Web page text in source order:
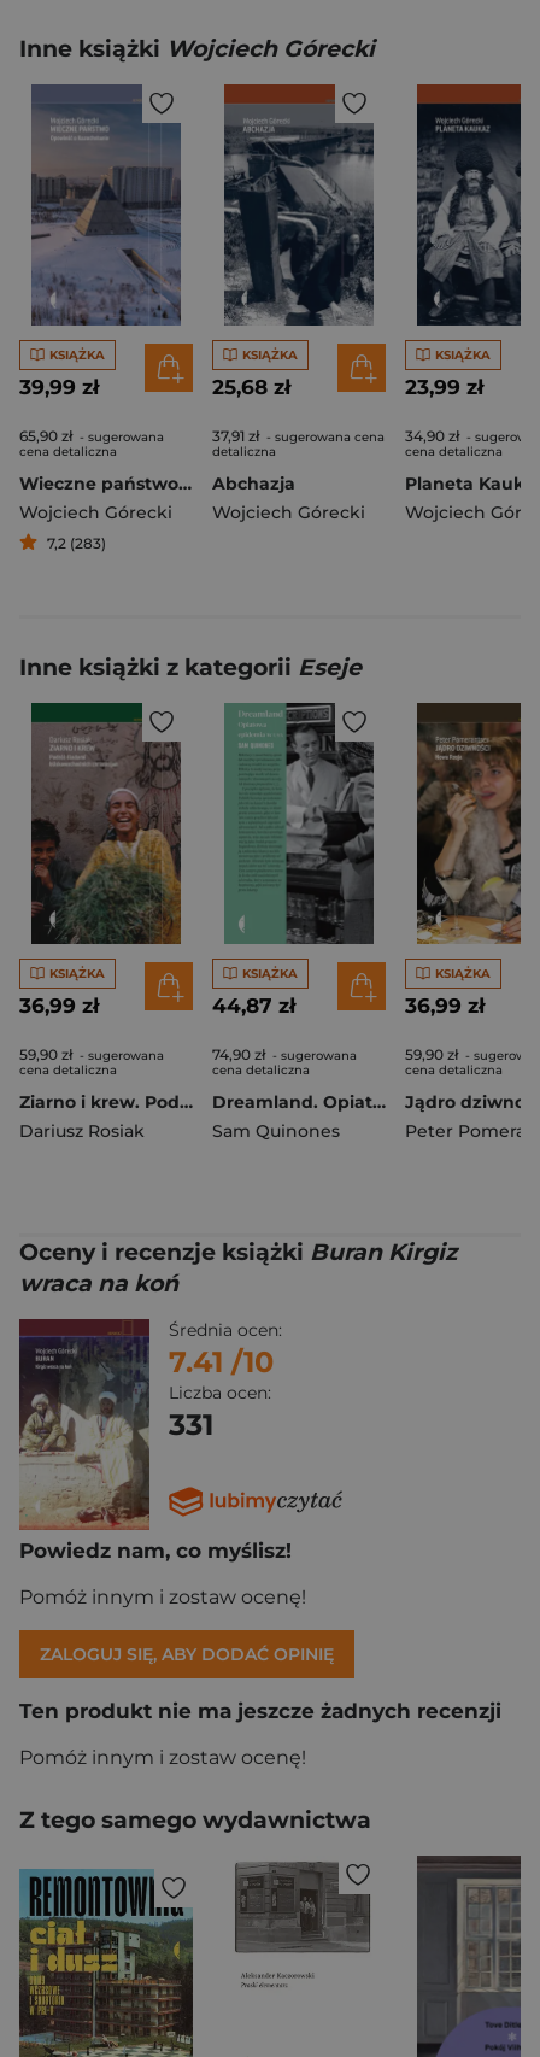
Inne książki Wojciech Górecki
KSIĄŻKA
39,99 zł
65,90 zł - sugerowana
cena detaliczna
Wieczne państwo. Opowieść o Kazachstanie
Wojciech Górecki
7,2 (283)
KSIĄŻKA
25,68 zł
37,91 zł - sugerowana cena
detaliczna
Abchazja
Wojciech Górecki
KSIĄŻKA
23,99 zł
34,90 zł -
cena detaliczna
Planeta
Wojciech
Inne książki z kategorii Eseje
KSIĄŻKA
36,99 zł
59,90 zł - sugerowana
cena detaliczna
Ziarno i krew. Podróż śladami bliskowschodnich chrześcijan wyd. 3
Dariusz Rosiak
KSIĄŻKA
44,87 zł
74,90 zł - sugerowana
cena detaliczna
Dreamland. Opiatowa epidemia w USA wyd. 4
Sam Quinones
KSIĄŻKA
36,99 zł
59,90 zł -
cena detaliczna
Peter
Oceny i recenzje książki Buran Kirgiz
wraca na koń
Średnia ocen:
7.41 /10
Liczba ocen:
331
Powiedz nam, co myślisz!
Pomóż innym i zostaw ocenę!
ZALOGUJ SIĘ, ABY DODAĆ OPINIĘ
Ten produkt nie ma jeszcze żadnych recenzji
Pomóż innym i zostaw ocenę!
Z tego samego wydawnictwa